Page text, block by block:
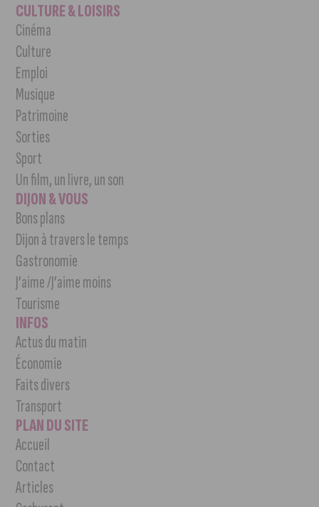
CULTURE & LOISIRS
Cinéma
Culture
Emploi
Musique
Patrimoine
Sorties
Sport
Un film, un livre, un son
DIJON & VOUS
Bons plans
Dijon à travers le temps
Gastronomie
J’aime /J’aime moins
Tourisme
INFOS
Actus du matin
Économie
Faits divers
Transport
PLAN DU SITE
Accueil
Contact
Articles